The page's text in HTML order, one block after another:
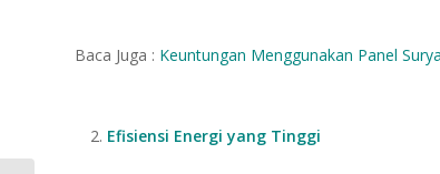
Baca Juga : Keuntungan Menggunakan Panel
Efisiensi Energi yang Tinggi